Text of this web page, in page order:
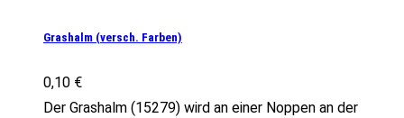
Grashalm (versch. Farben)
0,10 €
Der Grashalm (15279) wird an einer Noppen an der